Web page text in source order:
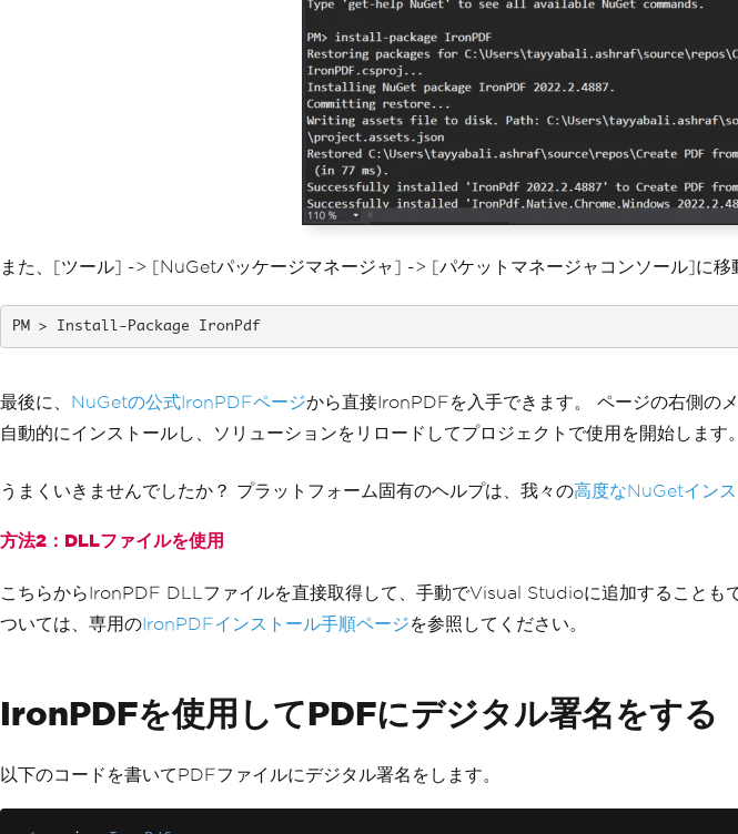
また、[ツール] -> [NuGetパッケージマネージャ] -> [パケットマネージャコンソール]に移
Install-Package IronPdf
最後に、 NuGetの公式IronPDFページから直接IronPDFを入手できます。 ページの右側の
自動的にインストールし、ソリューションをリロードしてプロジェクトで使用を開始します。
うまくいきませんでしたか？ プラットフォーム固有のヘルプは、我々の高度なNuGetイン
方法2：DLLファイルを使用
こちらからIronPDF DLLファイルを直接取得して、手動でVisual Studioに追加すること
ついては、専用のIronPDFインストール手順ページを参照してください。
IronPDFを使用してPDFにデジタル署名をする
以下のコードを書いてPDFファイルにデジタル署名をします。